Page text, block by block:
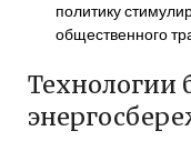
политику
общественного
Технологии